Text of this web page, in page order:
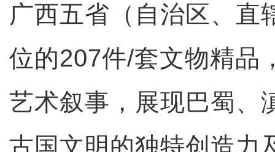
广西五省（自治区、直
位的207件/套文物精品
艺术叙事，展现巴蜀、
古国文明的独特创造力